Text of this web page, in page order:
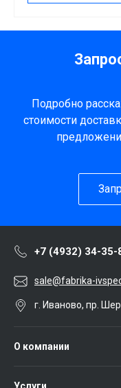
Подробно
стоимости
+7 (4932) 34-35-
sale@fabrika-
г. Иваново, пр.
О компании